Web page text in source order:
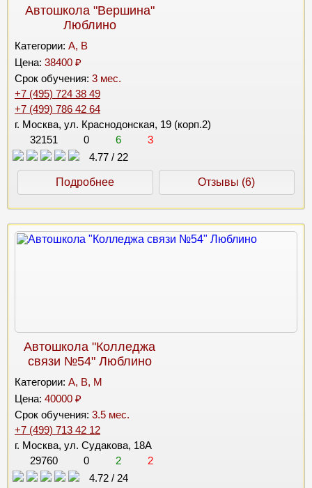
Автошкола "Вершина"
Люблино
Категории: A, B
Цена: 38400 ₽
Срок обучения: 3 мес.
+7 (495) 724 38 49
+7 (499) 786 42 64
г. Москва, ул. Краснодонская, 19 (корп.2)
32151
0 6
3
4.77 / 22
Подробнее Отзывы (6)
Автошкола "Колледжа
связи №54" Люблино
Категории: A, B, M
Цена: 40000 ₽
Срок обучения: 3.5 мес.
+7 (499) 713 42 12
г. Москва, ул. Судакова, 18А
29760
0 2
2
4.72 / 24